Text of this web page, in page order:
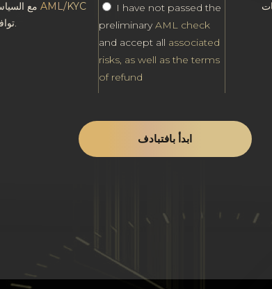
مع السياسةAML/KYC
توافق.
I have not passed the
preliminaryAML check
and accept all associated
risks, as well as the terms
of refund
ابدأ بافتبادف